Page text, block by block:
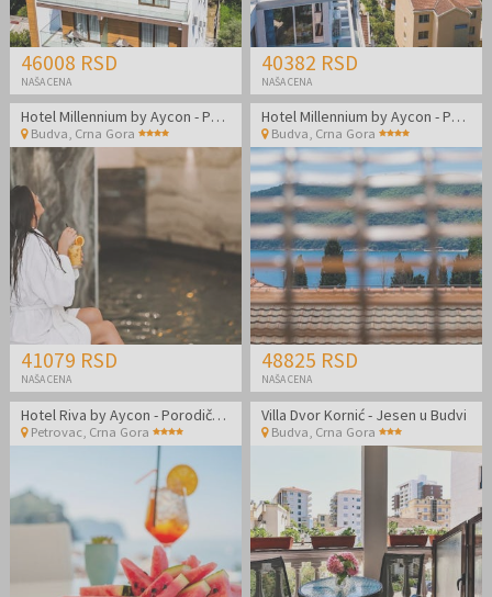
46008 RSD
NAŠA CENA
40382 RSD
NAŠA CENA
Hotel Millennium by Aycon - Porodični kraj leta u Budvi
Budva, Crna Gora
41079 RSD
NAŠA CENA
Hotel Millennium by Aycon - Porodično leto u Budvi
Budva, Crna Gora
48825 RSD
NAŠA CENA
Hotel Riva by Aycon - Porodični kraj leta u Petrovcu
Petrovac, Crna Gora
Villa Dvor Kornić - Jesen u Budvi
Budva, Crna Gora